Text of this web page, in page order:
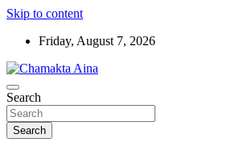
Skip to content
Friday, August 7, 2026
Chamakta Aina
Hindi News Paper – Jharkhand
Search
Search